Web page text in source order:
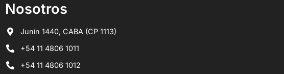
Nosotros
Junín 1440, CABA (CP 1113)
+54 11 4806 1011
+54 11 4806 1012